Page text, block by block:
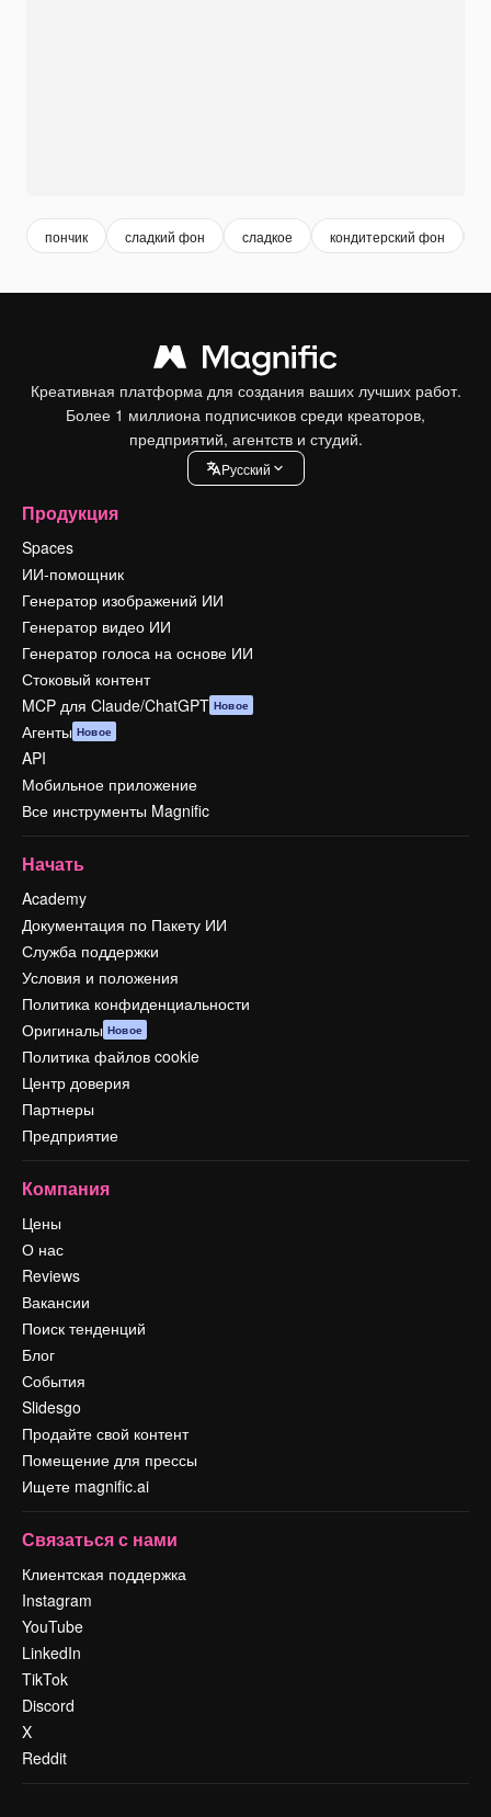
пончик сладкий фон сладкое кондитерский фон
Креативная платформа для создания ваших лучших работ.
Более 1 миллиона подписчиков среди креаторов,
предприятий, агентств и студий.
Pусский
Продукция
Spaces
ИИ-помощник
Генератор изображений ИИ
Генератор видео ИИ
Генератор голоса на основе ИИ
Стоковый контент
MCP для Claude/ChatGPT Новое
Агенты Новое
API
Мобильное приложение
Все инструменты Magnific
Начать
Academy
Документация по Пакету ИИ
Служба поддержки
Условия и положения
Политика конфиденциальности
Оригиналы Новое
Политика файлов cookie
Центр доверия
Партнеры
Предприятие
Компания
Цены
О нас
Reviews
Вакансии
Поиск тенденций
Блог
События
Slidesgo
Продайте свой контент
Помещение для прессы
Ищете magnific.ai
Связаться с нами
Клиентская поддержка
Instagram
YouTube
LinkedIn
TikTok
Discord
X
Reddit